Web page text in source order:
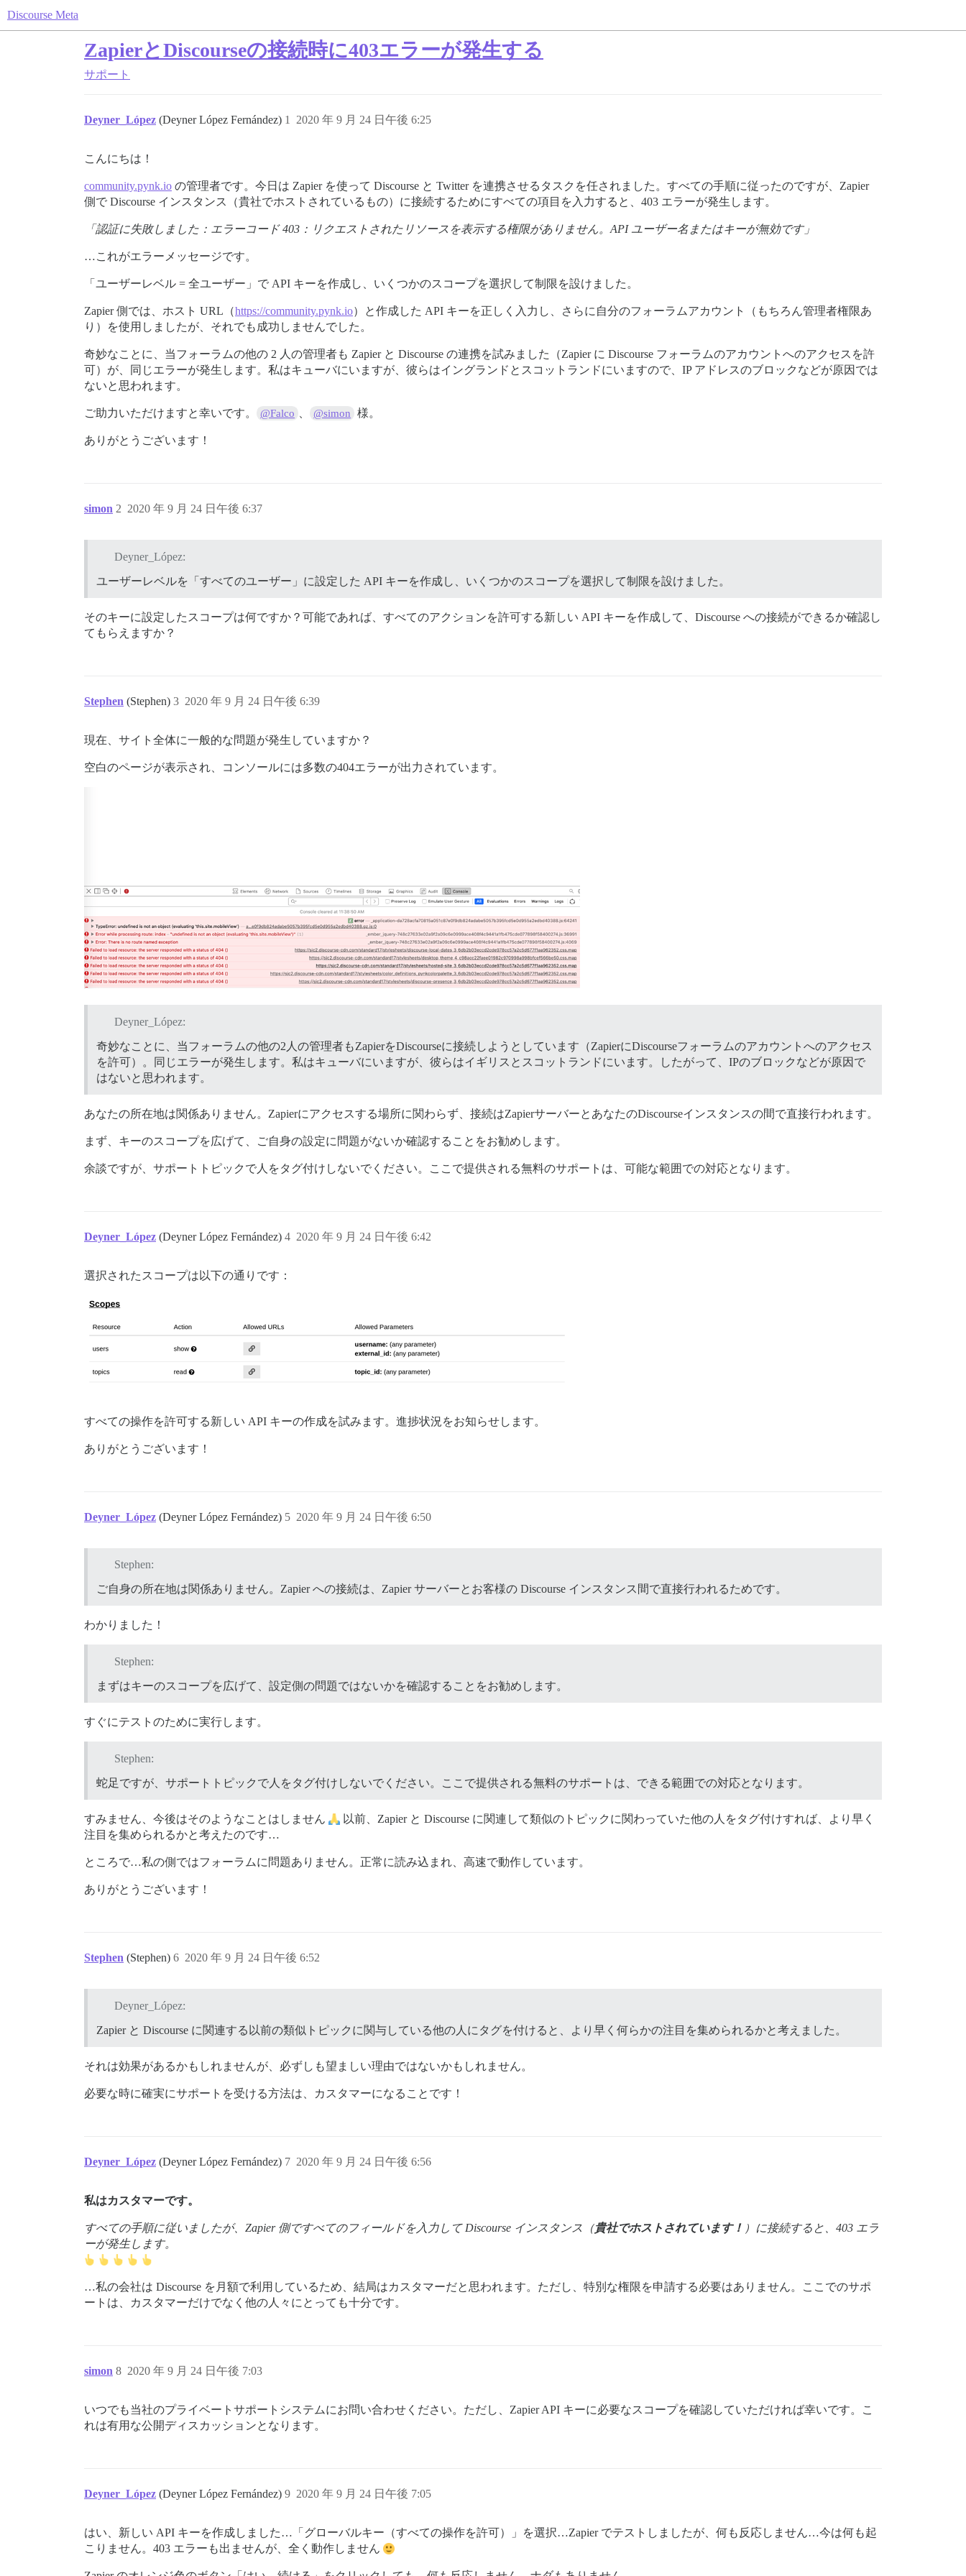
Discourse Meta
ZapierとDiscourseの接続時に403エラーが発生する
サポート
Deyner_López (Deyner López Fernández) 2020 年 9 月 24 日午後 6:25
1
こんにちは！
community.pynk.io の管理者です。今日は Zapier を使って Discourse と Twitter を連携させるタスクを任されました。すべての手順に従ったのですが、Zapier
側で Discourse インスタンス（貴社でホストされているもの）に接続するためにすべての項目を入力すると、403 エラーが発生します。
「認証に失敗しました：エラーコード 403：リクエストされたリソースを表示する権限がありません。API ユーザー名またはキーが無効です」
…これがエラーメッセージです。
「ユーザーレベル = 全ユーザー」で API キーを作成し、いくつかのスコープを選択して制限を設けました。
Zapier 側では、ホスト URL（https://community.pynk.io）と作成した API キーを正しく入力し、さらに自分のフォーラムアカウント（もちろん管理者権限あ
り）を使用しましたが、それでも成功しませんでした。
奇妙なことに、当フォーラムの他の 2 人の管理者も Zapier と Discourse の連携を試みました（Zapier に Discourse フォーラムのアカウントへのアクセスを許
可）が、同じエラーが発生します。私はキューバにいますが、彼らはイングランドとスコットランドにいますので、IP アドレスのブロックなどが原因では
ないと思われます。
ご助力いただけますと幸いです。 @Falco @simon 様。
ありがとうございます！
simon 2020 年 9 月 24 日午後 6:37
2
Deyner_López:
ユーザーレベルを「すべてのユーザー」に設定した API キーを作成し、いくつかのスコープを選択して制限を設けました。
そのキーに設定したスコープは何ですか？可能であれば、すべてのアクションを許可する新しい API キーを作成して、Discourse への接続ができるか確認し
てもらえますか？
Stephen (Stephen) 2020 年 9 月 24 日午後 6:39
3
現在、サイト全体に一般的な問題が発生していますか？
空白のページが表示され、コンソールには多数の404エラーが出力されています。
Deyner_López:
奇妙なことに、当フォーラムの他の2人の管理者もZapierをDiscourseに接続しようとしています（ZapierにDiscourseフォーラムのアカウントへのアクセス
を許可）。同じエラーが発生します。私はキューバにいますが、彼らはイギリスとスコットランドにいます。したがって、IPのブロックなどが原因で
はないと思われます。
あなたの所在地は関係ありません。Zapierにアクセスする場所に関わらず、接続はZapierサーバーとあなたのDiscourseインスタンスの間で直接行われます。
まず、キーのスコープを広げて、ご自身の設定に問題がないか確認することをお勧めします。
余談ですが、サポートトピックで人をタグ付けしないでください。ここで提供される無料のサポートは、可能な範囲での対応となります。
Deyner_López (Deyner López Fernández) 2020 年 9 月 24 日午後 6:42
4
選択されたスコープは以下の通りです：
すべての操作を許可する新しい API キーの作成を試みます。進捗状況をお知らせします。
ありがとうございます！
Deyner_López (Deyner López Fernández) 2020 年 9 月 24 日午後 6:50
5
Stephen:
ご自身の所在地は関係ありません。Zapier への接続は、Zapier サーバーとお客様の Discourse インスタンス間で直接行われるためです。
わかりました！
Stephen:
まずはキーのスコープを広げて、設定側の問題ではないかを確認することをお勧めします。
すぐにテストのために実行します。
Stephen:
蛇足ですが、サポートトピックで人をタグ付けしないでください。ここで提供される無料のサポートは、できる範囲での対応となります。
すみません、今後はそのようなことはしません
以前、Zapier と Discourse に関連して類似のトピックに関わっていた他の人をタグ付けすれば、より早く
注目を集められるかと考えたのです…
ところで…私の側ではフォーラムに問題ありません。正常に読み込まれ、高速で動作しています。
ありがとうございます！
Stephen (Stephen) 2020 年 9 月 24 日午後 6:52
6
Deyner_López:
Zapier と Discourse に関連する以前の類似トピックに関与している他の人にタグを付けると、より早く何らかの注目を集められるかと考えました。
それは効果があるかもしれませんが、必ずしも望ましい理由ではないかもしれません。
必要な時に確実にサポートを受ける方法は、カスタマーになることです！
Deyner_López (Deyner López Fernández) 2020 年 9 月 24 日午後 6:56
7
私はカスタマーです。
すべての手順に従いましたが、Zapier 側ですべてのフィールドを入力して Discourse インスタンス（貴社でホストされています！ ）に接続すると、403 エラ
ーが発生します。
…私の会社は Discourse を月額で利用しているため、結局はカスタマーだと思われます。ただし、特別な権限を申請する必要はありません。ここでのサポ
ートは、カスタマーだけでなく他の人々にとっても十分です。
simon 2020 年 9 月 24 日午後 7:03
8
いつでも当社のプライベートサポートシステムにお問い合わせください。ただし、Zapier API キーに必要なスコープを確認していただければ幸いです。こ
れは有用な公開ディスカッションとなります。
Deyner_López (Deyner López Fernández) 2020 年 9 月 24 日午後 7:05
9
はい、新しい API キーを作成しました…「グローバルキー（すべての操作を許可）」を選択…Zapier でテストしましたが、何も反応しません…今は何も起
こりません。403 エラーも出ませんが、全く動作しません